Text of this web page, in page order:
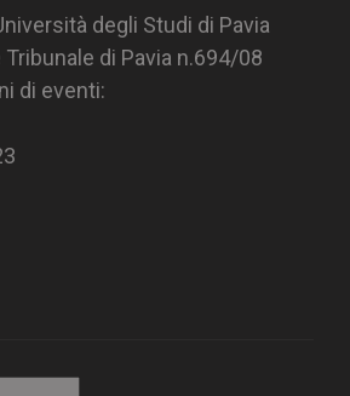
degli Studi di Pavia
di Pavia n.694/08
di eventi: